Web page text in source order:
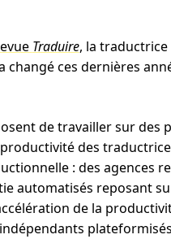
Traduire, la
ces dernières
de travailler sur des
des
: des agences
automatisés reposant
de la